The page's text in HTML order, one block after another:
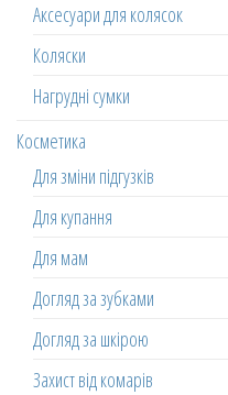
Аксесуари для колясок
Коляски
Нагрудні сумки
Косметика
Для зміни підгузків
Для купання
Для мам
Догляд за зубками
Догляд за шкірою
Захист від комарів